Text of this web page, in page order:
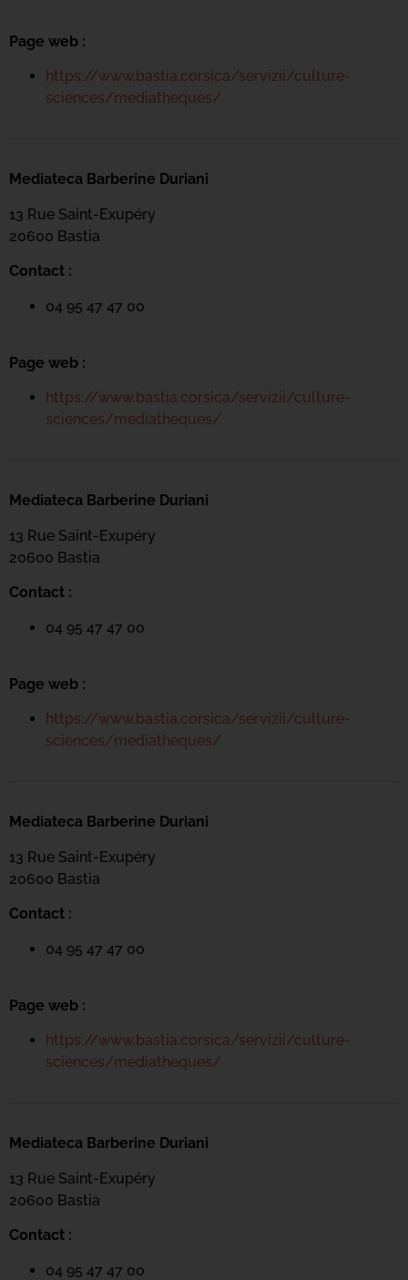
Page web :
https://www.bastia.corsica/servizii/culture-
sciences/mediatheques/
Mediateca Barberine Duriani
13 Rue Saint-Exupéry
20600 Bastia
Contact :
04 95 47 47 00
Page web :
https://www.bastia.corsica/servizii/culture-
sciences/mediatheques/
Mediateca Barberine Duriani
13 Rue Saint-Exupéry
20600 Bastia
Contact :
04 95 47 47 00
Page web :
https://www.bastia.corsica/servizii/culture-
sciences/mediatheques/
Mediateca Barberine Duriani
13 Rue Saint-Exupéry
20600 Bastia
Contact :
04 95 47 47 00
Page web :
https://www.bastia.corsica/servizii/culture-
sciences/mediatheques/
Mediateca Barberine Duriani
13 Rue Saint-Exupéry
20600 Bastia
Contact :
04 95 47 47 00